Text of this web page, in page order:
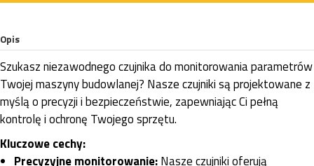
Opis
Szukasz niezawodnego czujnika do monitorowania parametrów
Twojej maszyny budowlanej? Nasze czujniki są projektowane z
myślą o precyzji i bezpieczeństwie, zapewniając Ci pełną
kontrolę i ochronę Twojego sprzętu.
Kluczowe cechy:
Precyzyjne monitorowanie:Nasze czujniki oferują